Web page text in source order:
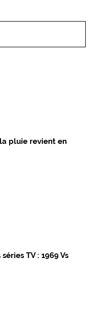
pluie revient en
TV : 1969 Vs